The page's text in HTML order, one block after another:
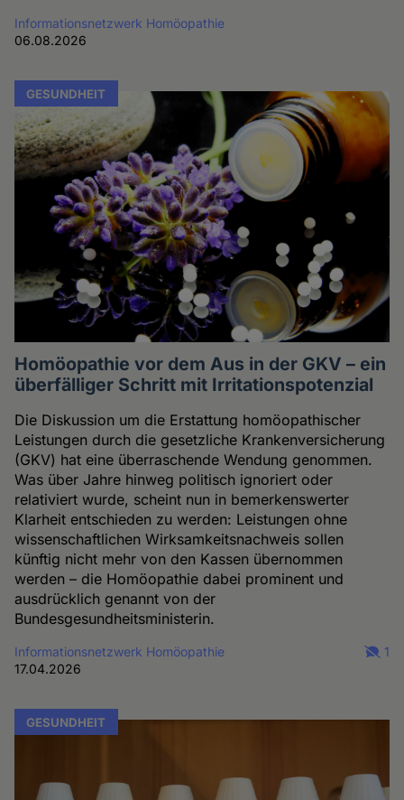
Informationsnetzwerk Homöopathie
06.08.2026
GESUNDHEIT
Homöopathie vor dem Aus in der GKV – ein
überfälliger Schritt mit Irritationspotenzial
Die Diskussion um die Erstattung homöopathischer
Leistungen durch die gesetzliche Krankenversicherung
(GKV) hat eine überraschende Wendung genommen.
Was über Jahre hinweg politisch ignoriert oder
relativiert wurde, scheint nun in bemerkenswerter
Klarheit entschieden zu werden: Leistungen ohne
wissenschaftlichen Wirksamkeitsnachweis sollen
künftig nicht mehr von den Kassen übernommen
werden – die Homöopathie dabei prominent und
ausdrücklich genannt von der
Bundesgesundheitsministerin.
Informationsnetzwerk Homöopathie
17.04.2026
1
GESUNDHEIT